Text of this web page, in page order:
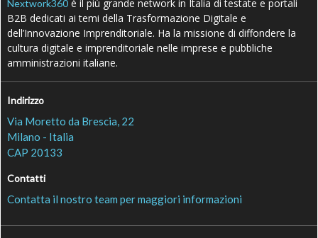
Nextwork360 è il più grande network in Italia di testate e portali
B2B dedicati ai temi della Trasformazione Digitale e
dell’Innovazione Imprenditoriale. Ha la missione di diffondere la
cultura digitale e imprenditoriale nelle imprese e pubbliche
amministrazioni italiane.
Indirizzo
Via Moretto da Brescia, 22
Milano - Italia
CAP 20133
Contatti
Contatta il nostro team per maggiori informazioni